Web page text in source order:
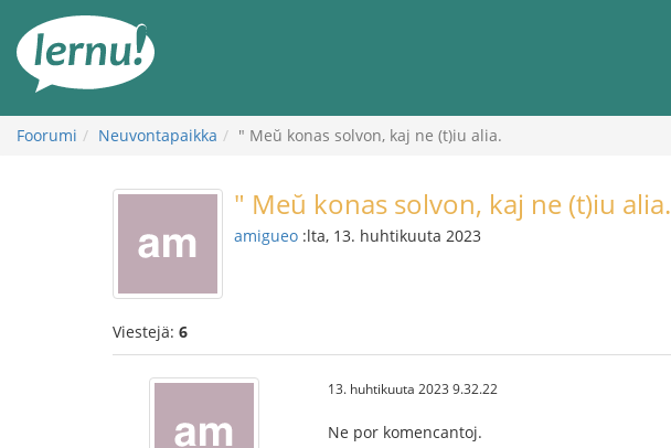
sisältöön
Foorumi Neuvontapaikka " Meŭ konas solvon, kaj ne (t)iu alia.
" Meŭ konas solvon, kaj ne (t)iu alia.
amigueo :lta, 13. huhtikuuta 2023
Viestejä: 6
13. huhtikuuta 2023 9.32.22
Ne por komencantoj.